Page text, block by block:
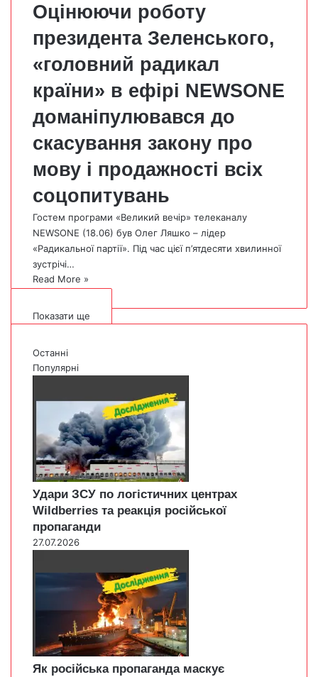
Оцінюючи роботу
президента Зеленського,
«головний радикал
країни» в ефірі NEWSONE
доманіпулювався до
скасування закону про
мову і продажності всіх
соцопитувань
Гостем програми «Великий вечір» телеканалу
NEWSONE (18.06) був Олег Ляшко – лідер
«Радикальної партії». Під час цієї п’ятдесяти хвилинної
зустрічі…
Read More »
Показати ще
Останні
Популярні
Удари ЗСУ по логістичних центрах
Wildberries та реакція російської
пропаганди
27.07.2026
Як російська пропаганда маскує